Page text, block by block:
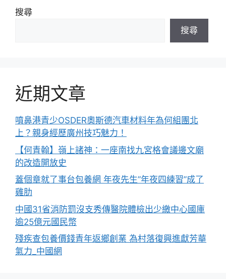
搜尋
搜尋
近期文章
噴鼻港青少OSDER奧斯德汽車材料年為何組團北
上？親身經歷廣州技巧魅力！
【何青翰】嶺上諸神：一座南找九宮格會議邊文廟
的改造開放史
蓋個章就了事台包養網 年夜先生”年夜四練習”成了
雞肋
中國31省消防罰沒支秀傳醫院體檢出少繳中心國庫
逾25億元國民幣
殘疾查包養價錢青年返鄉創業 為村落復興進獻芳華
氣力_中國網